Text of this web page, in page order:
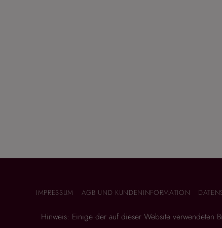
IMPRESSUM AGB UND KUNDENINFORMATION
Hinweis: Einige der auf dieser Website verwendeten